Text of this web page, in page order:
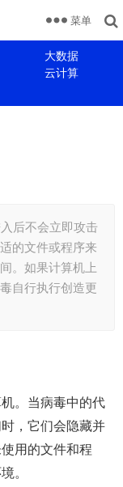
大数据
云计算
菜单
后不会立即攻击
的文件或程序来
。如果计算机上
自行执行创造更
。当病毒中的代
，它们会隐藏并
用的文件和程
。